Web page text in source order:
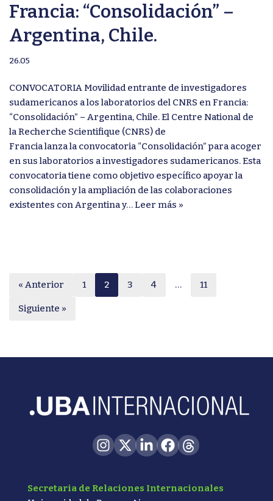
Francia: “Consolidación” –
Argentina, Chile.
26.05
CONVOCATORIA Movilidad entrante de investigadores
sudamericanos a los laboratorios del CNRS en Francia:
“Consolidación” – Argentina, Chile. El Centre National de
la Recherche Scientifique (CNRS) de
Francia lanza la convocatoria “Consolidación” para acoger
en sus laboratorios a investigadores sudamericanos. Esta
convocatoria tiene como objetivo específico apoyar la
consolidación y la ampliación de las colaboraciones
existentes con Argentina y…Leer más »
« Anterior 1 2 3 4 … 11
Siguiente »
Secretaria de Relaciones Internacionales